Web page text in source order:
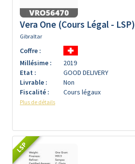
Vera One (Cours Légal - LSP)
Gibraltar
Coffre :
Millésime :
2019
Etat :
GOOD DELIVERY
Livrable :
Non
Fiscalité :
Cours légaux
Plus de détails
LSP